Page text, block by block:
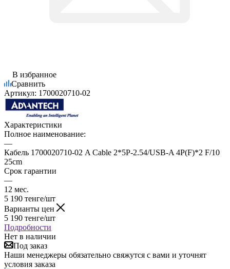
В избранное
Сравнить
Артикул: 1700020710-02
Характеристики
Полное наименование:
—
Кабель 1700020710-02 A Cable 2*5P-2.54/USB-A 4P(F)*2 F/10
25cm
Срок гарантии
—
12 мес.
5 190 тенге/шт
Варианты цен
5 190 тенге/шт
Подробности
Нет в наличии
Под заказ
Наши менеджеры обязательно свяжутся с вами и уточнят
условия заказа